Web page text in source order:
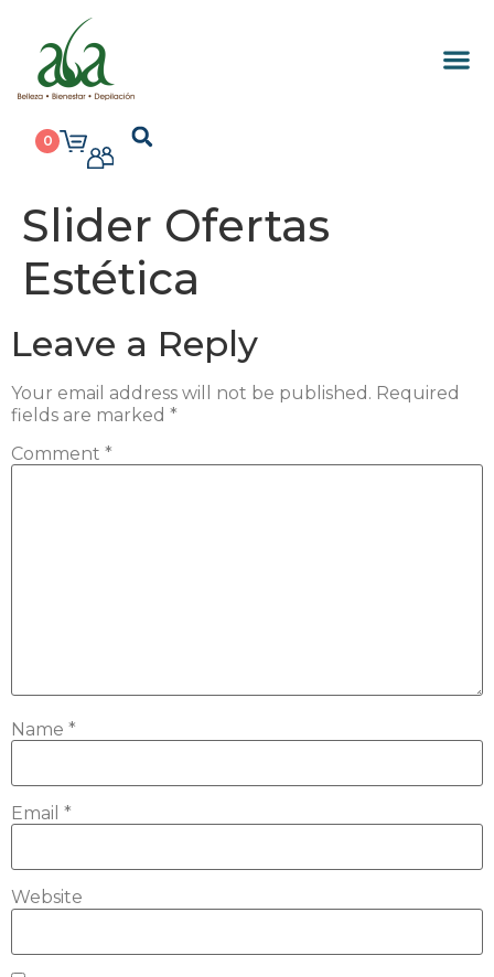
0
Slider Ofertas
Estética
Leave a Reply
Your email address will not be published. Required
fields are marked *
Comment *
Name *
Email *
Website